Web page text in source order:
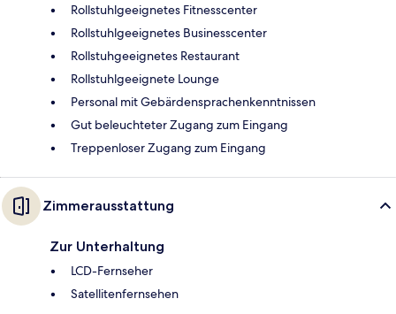
Rollstuhlgeeignetes Fitnesscenter
Rollstuhlgeeignetes Businesscenter
Rollstuhgeeignetes Restaurant
Rollstuhlgeeignete Lounge
Personal mit Gebärdensprachenkenntnissen
Gut beleuchteter Zugang zum Eingang
Treppenloser Zugang zum Eingang
Zimmerausstattung
Zur Unterhaltung
LCD-Fernseher
Satellitenfernsehen